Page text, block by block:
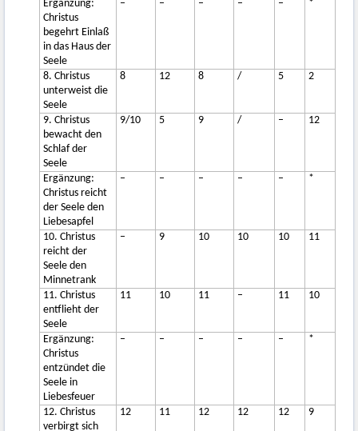
Ergänzung:
Christus
begehrt Einlaß
in das Haus der
Seele
– – – – – *
8. Christus
unterweist die
Seele
8 12 8 / 5 2
9. Christus
bewacht den
Schlaf der
Seele
9/10 5 9 / – 12
Ergänzung:
Christus reicht
der Seele den
Liebesapfel
– – – – – *
10. Christus
reicht der
Seele den
Minnetrank
– 9 10 10 10 11
11. Christus
entflieht der
Seele
11 10 11 – 11 10
Ergänzung:
Christus
entzündet die
Seele in
Liebesfeuer
– – – – – *
12. Christus
verbirgt sich
12 11 12 12 12 9